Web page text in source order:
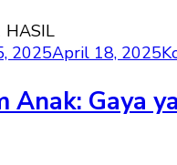
HASIL
2025April 18, 2025
Anak: Gaya